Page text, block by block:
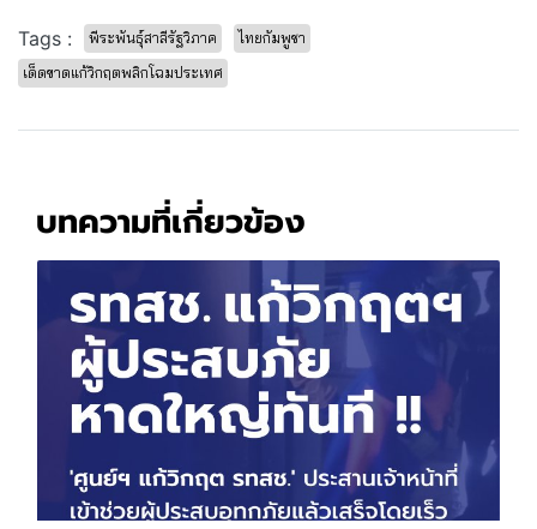
Tags : พีระพันธุ์สาลีรัฐวิภาค
ไทยกัมพูชา
เด็ดขาดแก้วิกฤตพลิกโฉมประเทศ
บทความที่เกี่ยวข้อง